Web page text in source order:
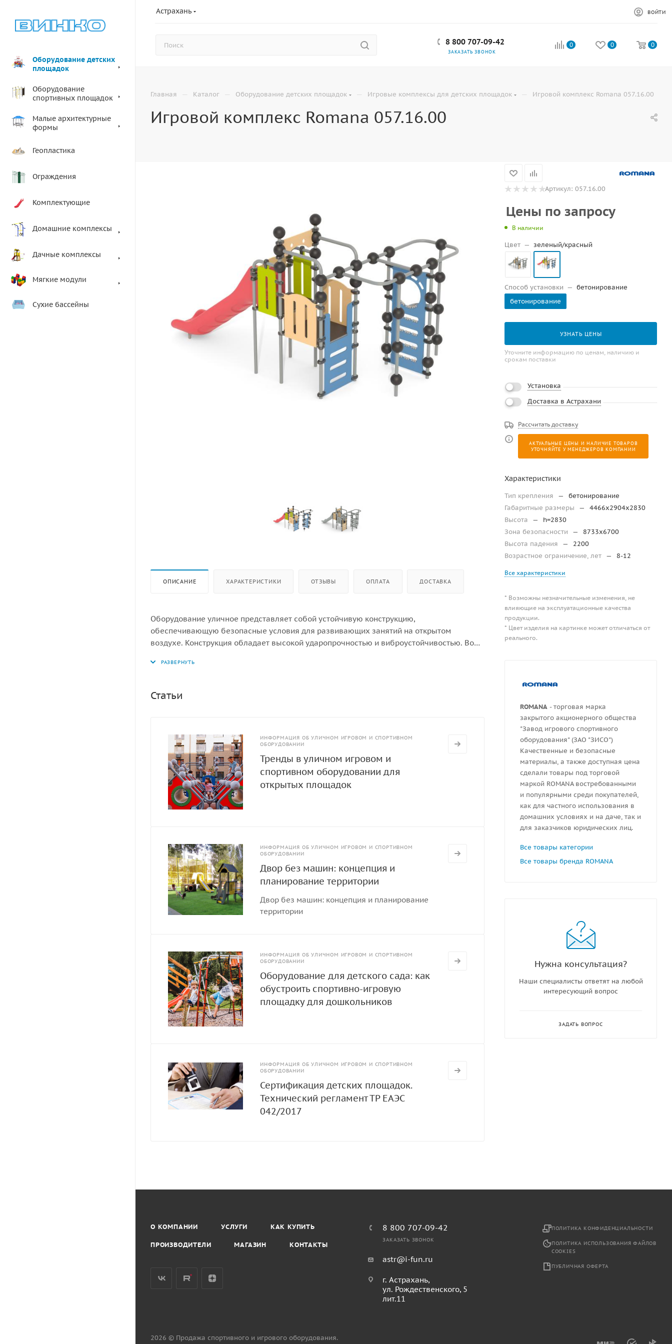
Астрахань ВОЙТИ
8 800 707-09-42
ЗАКАЗАТЬ ЗВОНОК
0 0 0
Оборудование детских
площадок
Оборудование
спортивных площадок
Малые архитектурные
формы
Геопластика
Ограждения
Комплектующие
Домашние комплексы
Дачные комплексы
Мягкие модули
Сухие бассейны
Главная — Каталог — Оборудование детских площадок — Игровые комплексы для детских площадок — Игровой комплекс Romana 057.16.00
Игровой комплекс Romana 057.16.00
ОПИСАНИЕ ХАРАКТЕРИСТИКИ ОТЗЫВЫ ОПЛАТА ДОСТАВКА
Оборудование уличное представляет собой устойчивую конструкцию,
обеспечивающую безопасные условия для развивающих занятий на открытом
воздухе. Конструкция обладает высокой ударопрочностью и виброустойчивостью. Во
изготовлено в соответствии с требованиями ГОСТ Р 52169-2012.
Статьи
ИНФОРМАЦИЯ ОБ УЛИЧНОМ ИГРОВОМ И СПОРТИВНОМ
ОБОРУДОВАНИИ
Тренды в уличном игровом и
спортивном оборудовании для
открытых площадок
ИНФОРМАЦИЯ ОБ УЛИЧНОМ ИГРОВОМ И СПОРТИВНОМ
ОБОРУДОВАНИИ
Двор без машин: концепция и
планирование территории
Двор без машин: концепция и планирование
территории
ИНФОРМАЦИЯ ОБ УЛИЧНОМ ИГРОВОМ И СПОРТИВНОМ
ОБОРУДОВАНИИ
Оборудование для детского сада: как
обустроить спортивно-игровую
площадку для дошкольников
ИНФОРМАЦИЯ ОБ УЛИЧНОМ ИГРОВОМ И СПОРТИВНОМ
ОБОРУДОВАНИИ
Сертификация детских площадок.
Технический регламент ТР ЕАЭС
042/2017
Артикул: 057.16.00
Цены по запросу
В наличии
Цвет — зеленый/красный
Способ установки — бетонирование
бетонирование
УЗНАТЬ ЦЕНЫ
Уточните информацию по ценам, наличию и
срокам поставки
Установка
Доставка в Астрахани
Рассчитать доставку
АКТУАЛЬНЫЕ ЦЕНЫ И НАЛИЧИЕ ТОВАРОВ
УТОЧНЯЙТЕ У МЕНЕДЖЕРОВ КОМПАНИИ
Характеристики
Тип крепления —
бетонирование
Габаритные размеры
—
4466х2904х2830
Высота
—
h=2830
Зона безопасности
—
8733х6700
Высота падения
—
2200
Возрастное ограничение, лет — 8-12
Все характеристики
* Возможны незначительные изменения, не
влияющие на эксплуатационные качества
продукции.
* Цвет изделия на картинке может отличаться от
реального.
ROMANA - торговая марка
закрытого акционерного общества
"Завод игрового спортивного
оборудования" (ЗАО "ЗИСО")
Качественные и безопасные
материалы, а также доступная цена
сделали товары под торговой
маркой ROMANA востребованными
и популярными среди покупателей,
как для частного использования в
домашних условиях и на даче, так и
для заказчиков юридических лиц.
Все товары категории
Все товары бренда ROMANA
Нужна консультация?
Наши специалисты ответят на любой
интересующий вопрос
ЗАДАТЬ ВОПРОС
О КОМПАНИИ УСЛУГИ КАК КУПИТЬ
ПРОИЗВОДИТЕЛИ МАГАЗИН КОНТАКТЫ
8 800 707-09-42
ЗАКАЗАТЬ ЗВОНОК
astr@i-fun.ru
г. Астрахань,
ул. Рождественского, 5
лит.11
ПОЛИТИКА КОНФИДЕНЦИАЛЬНОСТИ
ПОЛИТИКА ИСПОЛЬЗОВАНИЯ ФАЙЛОВ
COOKIES
ПУБЛИЧНАЯ ОФЕРТА
2026 © Продажа спортивного и игрового оборудования.